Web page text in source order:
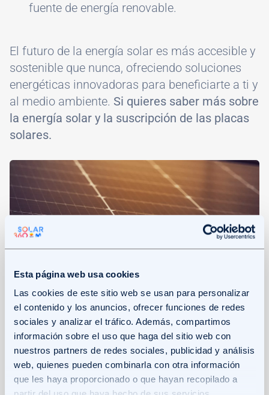
Esta página web usa cookies
Las cookies de este sitio web se usan para personalizar
el contenido y los anuncios, ofrecer funciones de redes
sociales y analizar el tráfico. Además, compartimos
información sobre el uso que haga del sitio web con
nuestros partners de redes sociales, publicidad y análisis
web, quienes pueden combinarla con otra información
que les haya proporcionado o que hayan recopilado a
fuente de energía renovable.
El futuro de la energía solar es más accesible y
sostenible que nunca, ofreciendo soluciones
energéticas innovadoras para beneficiarte a ti y
al medio ambiente. Si quieres saber más sobre
la energía solar y la suscripción de las placas
solares.
Image
Diferencias entre el alquiler y la
suscripción de placas solares
Si tus dudas son ¿qué es mejor, cuál debo
elegir o qué me conviene más: alquilar o la
suscripción de las placas solares? La elección